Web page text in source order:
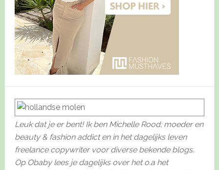
Leuk dat je er bent! Ik ben Michelle Rood; moeder en
beauty & fashion addict en in het dagelijks leven
freelance copywriter voor diverse bekende blogs.
Op Obaby lees je dagelijks over het o.a het